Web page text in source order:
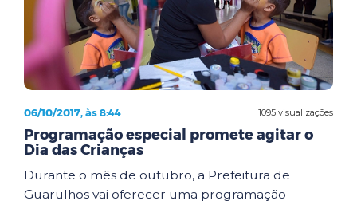
1095 visualizações
06/10/2017, às 8:44
Programação especial promete agitar o
Dia das Crianças
Durante o mês de outubro, a Prefeitura de
Guarulhos vai oferecer uma programação